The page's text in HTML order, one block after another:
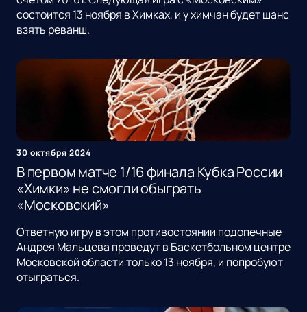
состоится 13 ноября в Химках, и у химчан будет шанс
взять реванш.
30 октября 2024
В первом матче 1/16 финала Кубка России
«Химки» не смогли обыграть
«Московский»
Ответную игру в этом противостоянии подопечные
Андрея Мальцева проведут в Баскетбольном центре
Московской области только 13 ноября, и попробуют
отыграться.